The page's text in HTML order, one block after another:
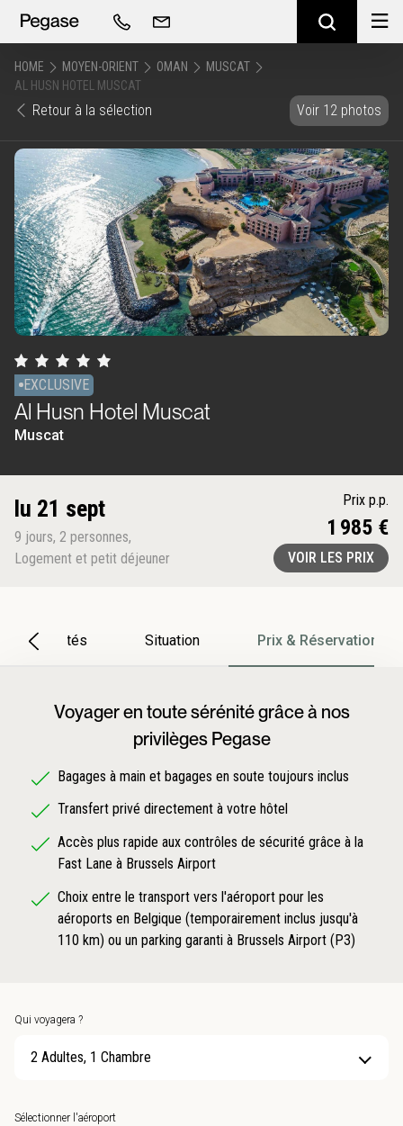
HOME MOYEN-ORIENT OMAN
MUSCAT
AL HUSN HOTEL MUSCAT
Retour à la sélection Voir 12 photos
EXCLUSIVE
Al Husn Hotel Muscat
Muscat
lu 21 sept
9 jours, 2 personnes,
Logement et petit déjeuner
Prix p.p.
1 985 €
VOIR LES PRIX
Particularités Situation Prix & Réservation
Voyager en toute sérénité grâce à nos
privilèges Pegase
Bagages à main et bagages en soute toujours inclus
Transfert privé directement à votre hôtel
Accès plus rapide aux contrôles de sécurité grâce à la
Fast Lane à Brussels Airport
Choix entre le transport vers l'aéroport pour les
aéroports en Belgique (temporairement inclus jusqu'à
110 km) ou un parking garanti à Brussels Airport (P3)
Qui voyagera ?
2 Adultes, 1 Chambre
Sélectionner l'aéroport